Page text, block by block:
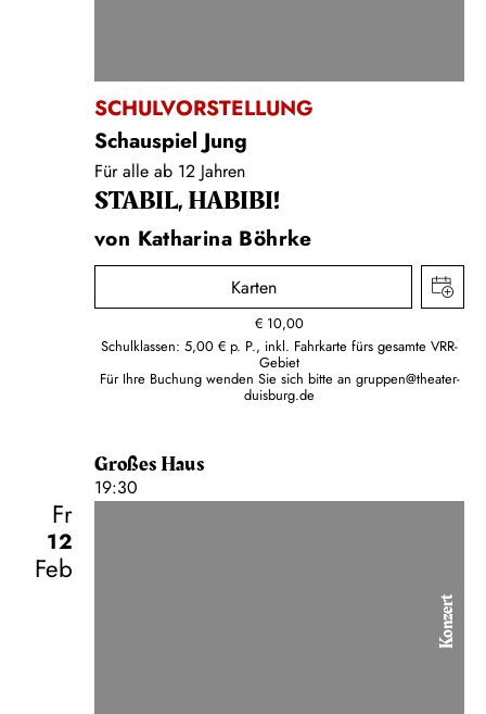
SCHULVORSTELLUNG
Schauspiel Jung
Für alle ab 12 Jahren
STABIL, HABIBI!
von Katharina Böhrke
Karten
€ 10,00
Schulklassen: 5,00 € p. P., inkl. Fahrkarte fürs gesamte VRR-
Gebiet
Für Ihre Buchung wenden Sie sich bitte an gruppen@theater-
duisburg.de
Großes Haus
19:30
Fr
12
Feb
Konzert